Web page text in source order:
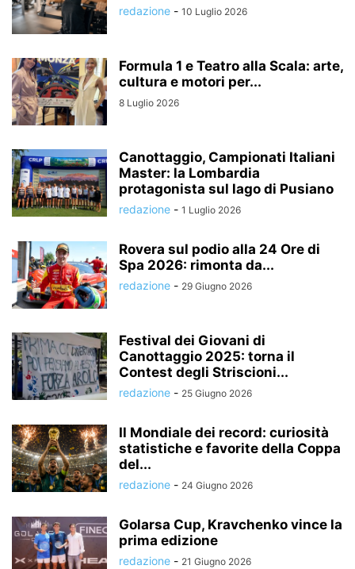
redazione - 10 Luglio 2026
Formula 1 e Teatro alla Scala: arte,
cultura e motori per...
8 Luglio 2026
Canottaggio, Campionati Italiani
Master: la Lombardia
protagonista sul lago di Pusiano
redazione - 1 Luglio 2026
Rovera sul podio alla 24 Ore di
Spa 2026: rimonta da...
redazione - 29 Giugno 2026
Festival dei Giovani di
Canottaggio 2025: torna il
Contest degli Striscioni...
redazione - 25 Giugno 2026
Il Mondiale dei record: curiosità
statistiche e favorite della Coppa
del...
redazione - 24 Giugno 2026
Golarsa Cup, Kravchenko vince la
prima edizione
redazione - 21 Giugno 2026